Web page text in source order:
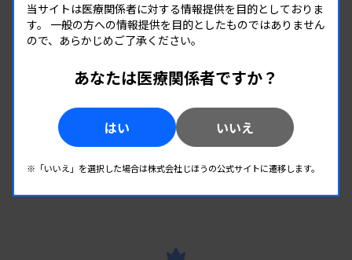
当サイトは医療関係者に対する情報提供を目的としておりま
す。 一般の方への情報提供を目的としたものではありません
ので、あらかじめご了承ください。
あなたは医療関係者ですか？
はい いいえ
※「いいえ」を選択した場合は株式会社じほうの公式サイトに遷移します。